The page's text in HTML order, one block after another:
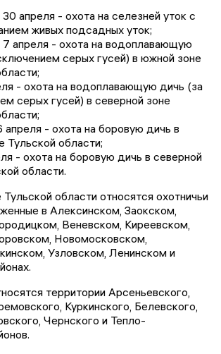
апреля - охота на селезней уток с
живых подсадных уток;
апреля - охота на водоплавающую
серых гусей) в южной зоне
- охота на водоплавающую дичь (за
серых гусей) в северной зоне
- охота на боровую дичь в
Тульской области;
- охота на боровую дичь в северной
области.
области относятся охотничьи
в Алексинском, Заокском,
Веневском, Киреевском,
Новомосковском,
Узловском, Ленинском и
территории Арсеньевского,
Куркинского, Белевского,
Чернского и Тепло-